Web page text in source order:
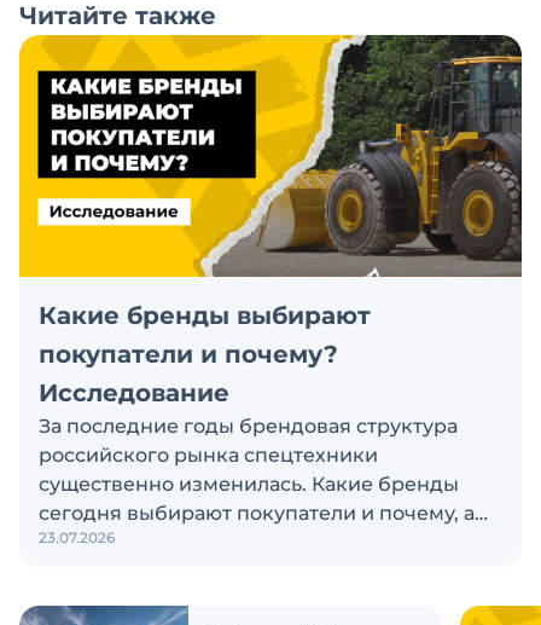
Читайте также
Какие бренды выбирают
покупатели и почему?
Исследование
За последние годы брендовая структура
российского рынка спецтехники
существенно изменилась. Какие бренды
сегодня выбирают покупатели и почему, а
также кого считают лидерами рынка?
ответить на эти вопросы
23.07.2026